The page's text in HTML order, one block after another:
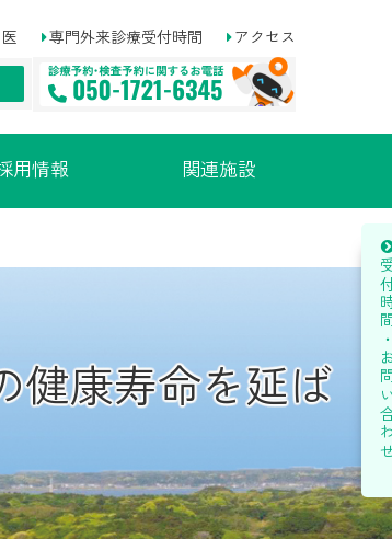
専門外来診療受付時間 アクセス
用情報 関連施設
健康寿命を延ば
受付時間